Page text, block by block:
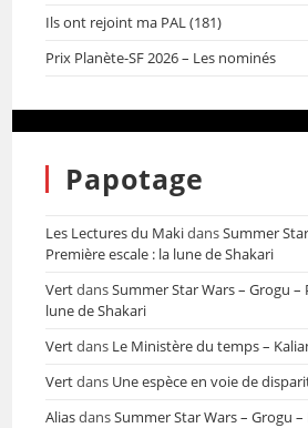
Ils ont rejoint ma PAL (181)
Prix Planète-SF 2026 – Les nominés
Papotage
Les Lectures du MakidansSummer
Première escale : la lune de Shakari
VertdansSummer Star Wars – Grogu –
lune de Shakari
Vertdans Le Ministère du temps –
Vertdans Une espèce en voie de
AliasdansSummer Star Wars – Grogu –